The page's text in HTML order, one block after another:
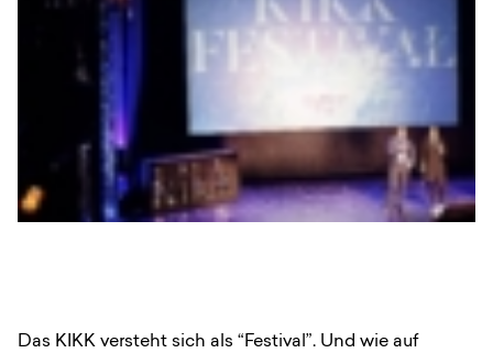
Das KIKK versteht sich als “Festival”. Und wie auf